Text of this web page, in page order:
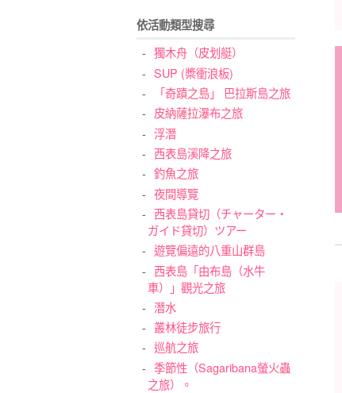
依活動類型搜尋
獨木舟（皮划艇）
SUP (槳衝浪板)
「奇蹟之島」 巴拉斯島之旅
皮納薩拉瀑布之旅
浮潛
西表島溪降之旅
釣魚之旅
夜間導覽
西表島貸切（チャーター・
ガイド貸切）ツアー
遊覽偏遠的八重山群島
西表島「由布島（水牛
車）」觀光之旅
潛水
叢林徒步旅行
巡航之旅
季節性（Sagaribana螢火蟲
之旅）。